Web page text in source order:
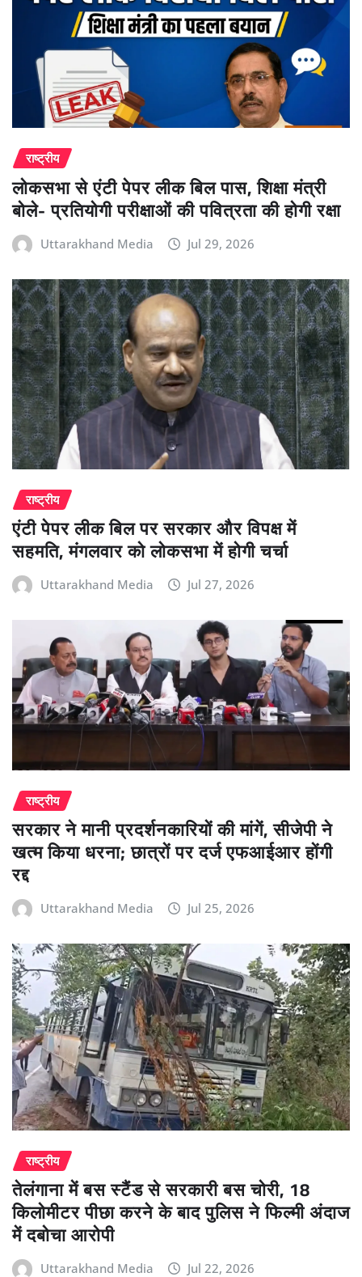
राष्ट्रीय
लोकसभा से एंटी पेपर लीक बिल पास, शिक्षा मंत्री
बोले- प्रतियोगी परीक्षाओं की पवित्रता की होगी रक्षा
Uttarakhand Media Jul 29, 2026
राष्ट्रीय
एंटी पेपर लीक बिल पर सरकार और विपक्ष में
सहमति, मंगलवार को लोकसभा में होगी चर्चा
Uttarakhand Media Jul 27, 2026
राष्ट्रीय
सरकार ने मानी प्रदर्शनकारियों की मांगें, सीजेपी ने
खत्म किया धरना; छात्रों पर दर्ज एफआईआर होंगी
रद्द
Uttarakhand Media Jul 25, 2026
राष्ट्रीय
तेलंगाना में बस स्टैंड से सरकारी बस चोरी, 18
किलोमीटर पीछा करने के बाद पुलिस ने फिल्मी अंदाज
में दबोचा आरोपी
Uttarakhand Media Jul 22, 2026